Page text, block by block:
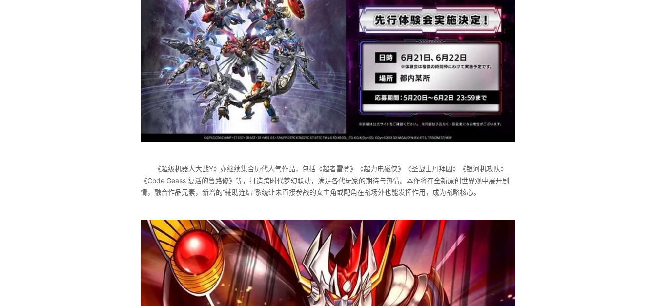
《超级机器人大战Y》亦继续集合历代人气作品，包括《超者雷登》《超力电磁侠》《圣战士丹拜因》《银河机攻队》
《Code Geass 复活的鲁路修》等，打造跨时代梦幻联动，满足各代玩家的期待与热情。本作将在全新原创世界观中展开剧
情，融合作品元素，新增的“辅助连结”系统让未直接参战的女主角或配角在战场外也能发挥作用，成为战略核心。